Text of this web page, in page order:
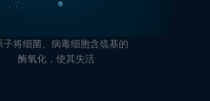
子将细菌、病毒细胞含巯基的
酶氧化，使其失活